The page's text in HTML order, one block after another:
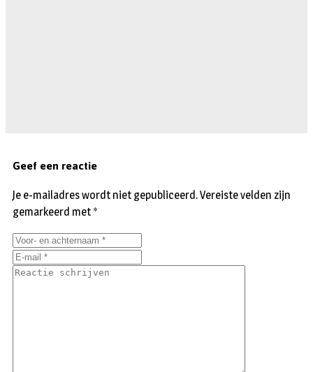
Geef een reactie
Je e-mailadres wordt niet gepubliceerd.Vereiste velden zijn
gemarkeerd met *